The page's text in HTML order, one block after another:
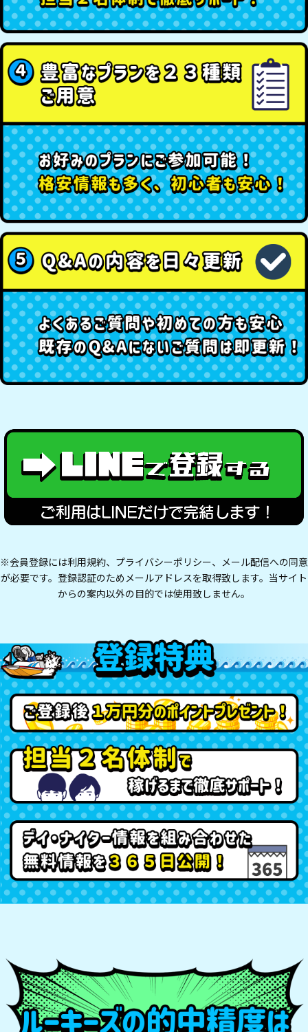
※会員登録には利用規約、プライバシーポリシー、メール配信への同意
が必要です。登録認証のためメールアドレスを取得致します。当サイト
からの案内以外の目的では使用致しません。